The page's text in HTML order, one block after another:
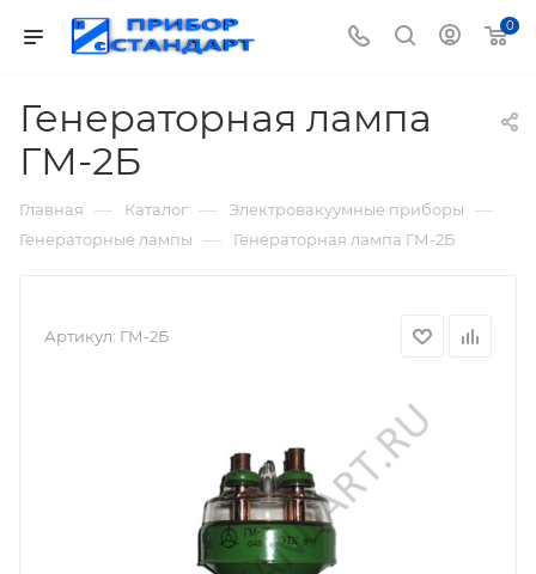
0
Генераторная лампа
ГМ-2Б
Главная — Каталог — Электровакуумные приборы —
Генераторные лампы — Генераторная лампа ГМ-2Б
Артикул: ГМ-2Б